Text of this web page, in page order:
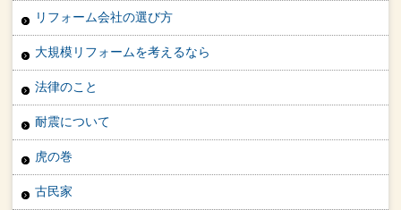
リフォーム会社の選び方
大規模リフォームを考えるなら
法律のこと
耐震について
虎の巻
古民家